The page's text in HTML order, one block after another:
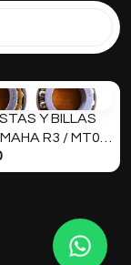
Y BILLAS
R3 / MT03